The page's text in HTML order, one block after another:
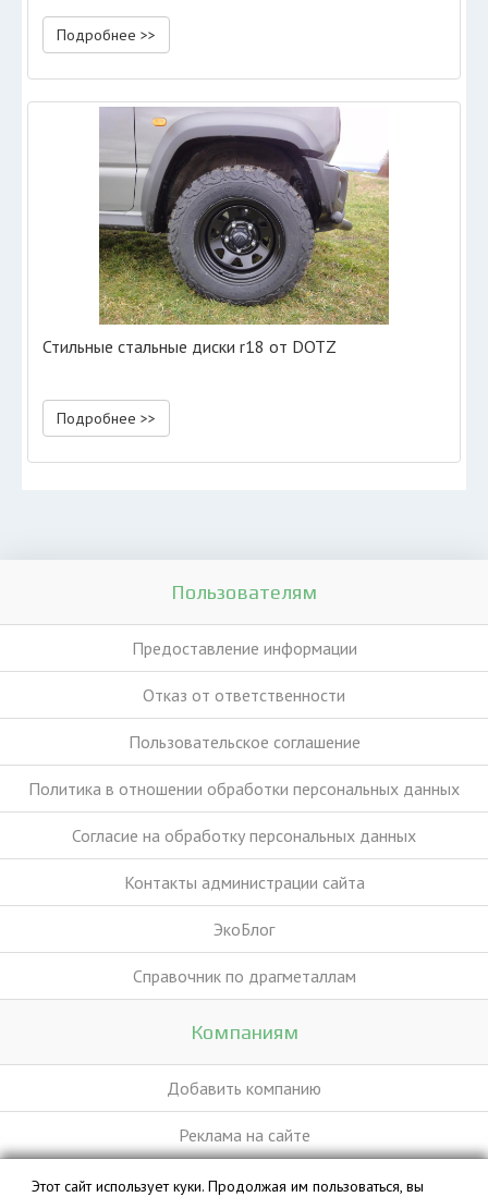
Подробнее >>
Стильные стальные диски r18 от DOTZ
Подробнее >>
Пользователям
Предоставление информации
Отказ от ответственности
Пользовательское соглашение
Политика в отношении обработки персональных данных
Согласие на обработку персональных данных
Контакты администрации сайта
ЭкоБлог
Справочник по драгметаллам
Компаниям
Добавить компанию
Реклама на сайте
Этот сайт использует куки. Продолжая им пользоваться, вы